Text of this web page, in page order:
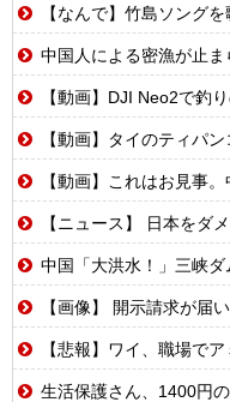
【なんで】竹島ソングを歌う
中国人による密漁が止ま
【動画】DJI Neo2で釣り
【動画】タイのティパ
【動画】これはお見事。
【ニュース】 日本をダメにした
中国「大洪水！」三峡ダム「9門開放！（全力放流」中国都市「三峡
【画像】 開示請求が届
【悲報】ワイ、職場で
生活保護さん、1400円の